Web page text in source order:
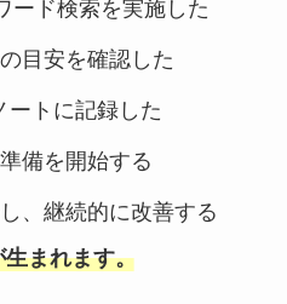
ード検索を実施した
目安を確認した
ートに記録した
備を開始する
、継続的に改善する
まれます。